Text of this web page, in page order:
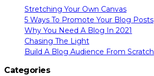
Stretching Your Own Canvas
5 Ways To Promote Your Blog Posts
Why You Need A Blog In 2021
Chasing The Light
Build A Blog Audience From Scratch
Categories